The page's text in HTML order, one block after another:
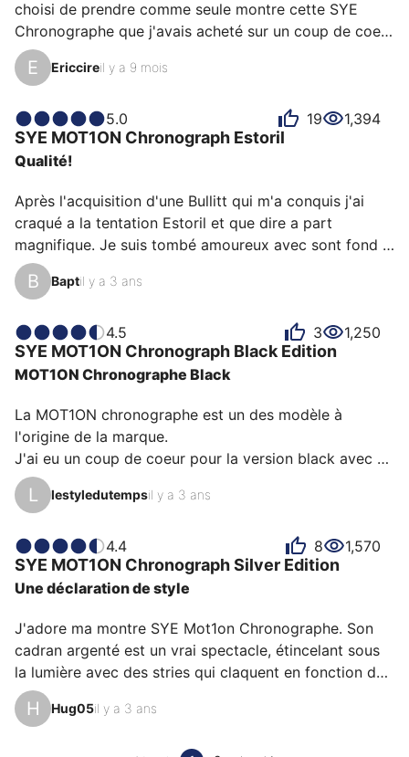
choisi de prendre comme seule montre cette SYE
Chronographe que j'avais acheté sur un coup de coeur
mais sans jamais l'avoir vraiment porté. Cela a été une
révélation de porter une montre complètement
chronographes que je peux connaître. La forme du
boitier est très particulière proche d'une soucoupe
volante. Au soleil asiatique, le cadran strié et les sous
portais avec un br…
E Ericcireil y a 9 mois
5.0 19 1,394
SYE MOT1ON Chronograph Estoril
Qualité!
Après l'acquisition d'une Bullitt qui m'a conquis j'ai
craqué a la tentation Estoril et que dire a part
magnifique. Je suis tombé amoureux avec sont fond
bleu qui nuance suivant la lumière sont cadran poli qui
attire l'oeil et le bracelet acier qui lui donne une
SYE je recommande+++
B Baptil y a 3 ans
4.5 3 1,250
SYE MOT1ON Chronograph Black Edition
MOT1ON Chronographe Black
La MOT1ON chronographe est un des modèle à
l'origine de la marque.
J'ai eu un coup de coeur pour la version black avec
son bracelet en cuir whiskey car je trouve l'association
des couleur dingue.
et l'avantage de la marque SYE, c'est qu'elle propose
énormément de couleur de bracelet cuir, ce qui
permet de donner différents looks à cette
bracelet est vraiment dans l'esprit de la marque, nous
avons l'impressions de ch…
L lestyledutempsil y a 3 ans
4.4 8 1,570
SYE MOT1ON ChronographSilver Edition
Une déclaration de style
J'adore ma montre SYE Mot1on Chronographe. Son
cadran argenté est un vrai spectacle, étincelant sous
la lumière avec des stries qui claquent en fonction de
la luminosité. Le bracelet bleu, moderne et élégant,
offre un contraste parfait. J'apprécie particulièrement
H Hug05il y a 3 ans